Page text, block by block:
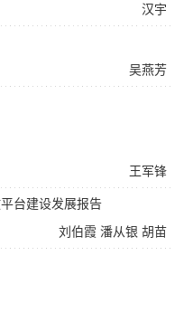
汉宇
吴燕芳
王军锋
刘伯霞 潘从银 胡苗
台建设发展报告